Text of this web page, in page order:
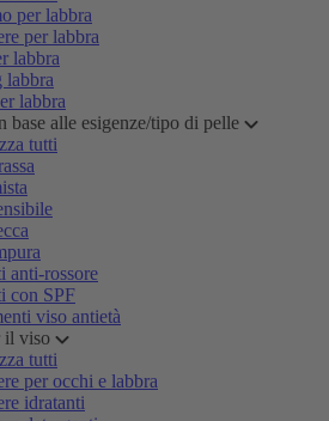
per labbra
per labbra
labbra
labbra
labbra
base alle esigenze/tipo di pelle
tutti
anti-rossore
con SPF
viso antietà
il viso
tutti
per occhi e labbra
idratanti